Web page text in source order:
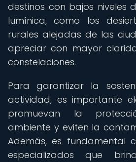
destinos con bajos niveles
lumínica, como los
rurales alejadas de las
apreciar con mayor
constelaciones.
Para garantizar la
actividad, es importante
promuevan la
ambiente y eviten la
Además, es fundamental
especializados que